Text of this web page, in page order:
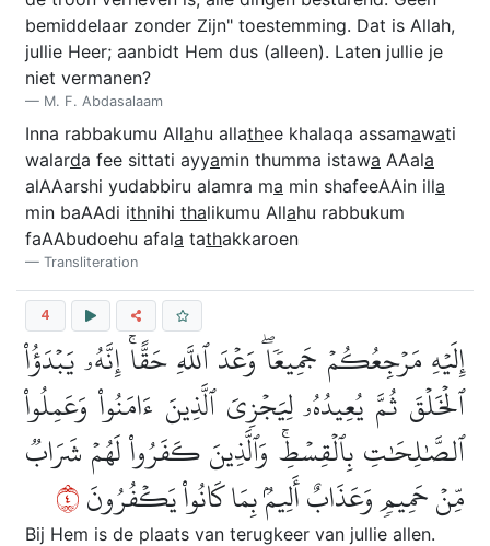
bemiddelaar zonder Zijn" toestemming. Dat is Allah,
jullie Heer; aanbidt Hem dus (alleen). Laten jullie je
niet vermanen?
M. F. Abdasalaam
Inna rabbakumu Allahu allathee khalaqa assamawati
walarda fee sittati ayyamin thumma istawa AAala
alAAarshi yudabbiru alamra ma min shafeeAAin illa
min baAAdi ithnihi thalikumu Allahu rabbukum
faAAbudoehu afala tathakkaroen
Transliteration
4
إِلَيۡهِ مَرۡجِعُكُمۡ جَمِيعٗاۖ وَعۡدَ ٱللَّهِ حَقًّاۚ إِنَّهُۥ يَبۡدَؤُاْ
ٱلۡخَلۡقَ ثُمَّ يُعِيدُهُۥ لِيَجۡزِيَ ٱلَّذِينَ ءَامَنُواْ وَعَمِلُواْ
ٱلصَّٰلِحَٰتِ بِٱلۡقِسۡطِۚ وَٱلَّذِينَ كَفَرُواْ لَهُمۡ شَرَابٞ
مِّنۡ حَمِيمٖ وَعَذَابٌ أَلِيمُۢ بِمَا كَانُواْ يَكۡفُرُونَ٤
Bij Hem is de plaats van terugkeer van jullie allen.